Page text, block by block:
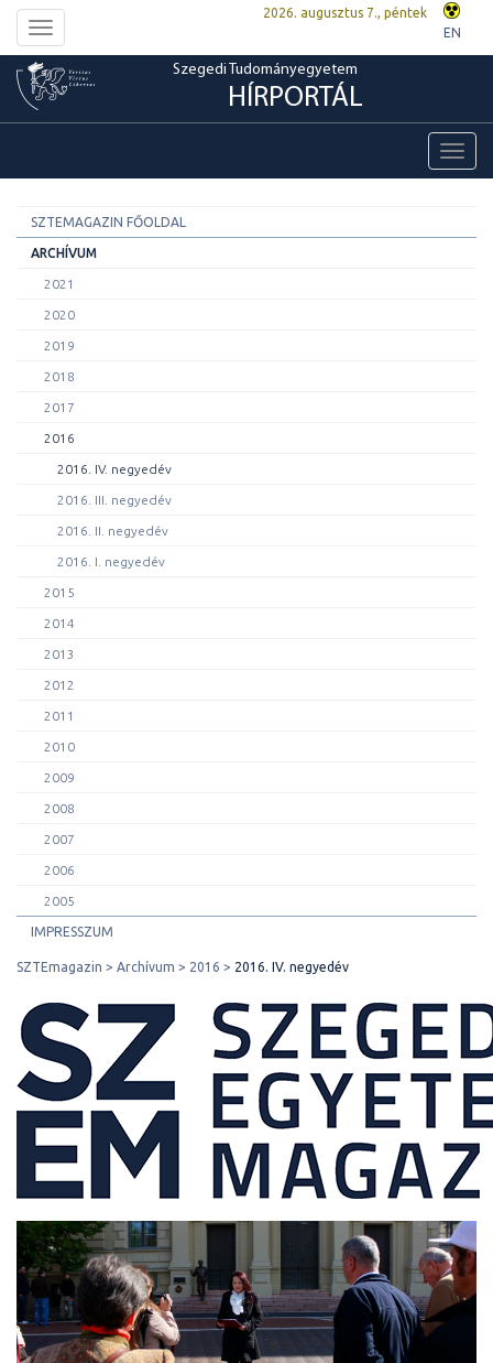
Toggle
navigation
2026. augusztus 7., péntek
EN
Szegedi Tudományegyetem
HÍRPORTÁL
SZTEMAGAZIN FŐOLDAL
ARCHÍVUM
2021
2020
2019
2018
2017
2016
2016. IV. negyedév
2016. III. negyedév
2016. II. negyedév
2016. I. negyedév
2015
2014
2013
2012
2011
2010
2009
2008
2007
2006
2005
IMPRESSZUM
SZTEmagazin Archívum 2016 2016. IV. negyedév